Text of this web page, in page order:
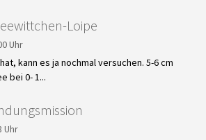
Loipe
Uhr
kann es ja nochmal versuchen. 5-6 cm
bei 0- 1...
Uhr